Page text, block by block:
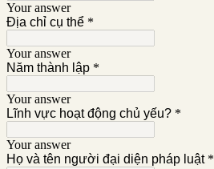
Your answer
Địa chỉ cụ thể *
Your answer
Năm thành lập *
Your answer
Lĩnh vực hoạt động chủ yếu? *
Your answer
Họ và tên người đại diện pháp luật*